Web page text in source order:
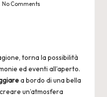
No Comments
torna la possibilità
ed eventi all’aperto.
a bordo di una bella
un’atmosfera